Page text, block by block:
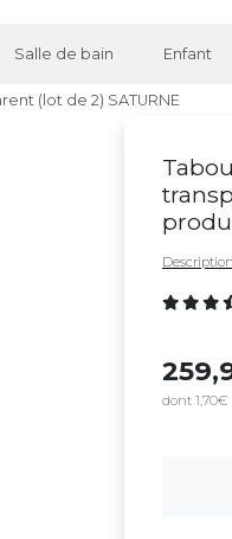
Salle de bain Enfant
(lot de 2) SATURNE
dont